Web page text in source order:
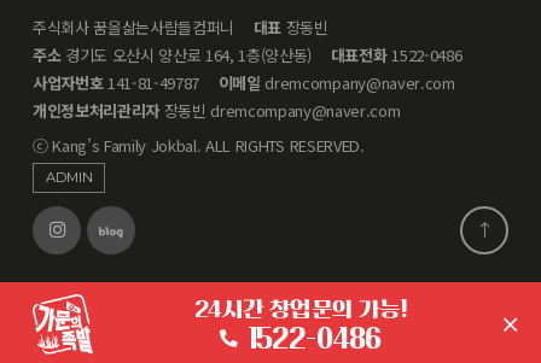
주식회사 꿈을삶는사람들컴퍼니
대표 장동빈
주소경기도 오산시 양산로 164, 1층(양산동) 대표전화1522-0486
사업자번호141-81-49787 이메일 dremcompany@naver.com
개인정보처리관리자장동빈 dremcompany@naver.com
ⓒ Kang’s Family Jokbal. ALL RIGHTS RESERVED.
ADMIN
24시간 창업문의 가능!
1522-0486